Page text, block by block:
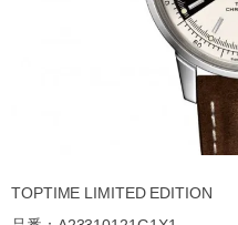
TOPTIME LIMITED EDITION